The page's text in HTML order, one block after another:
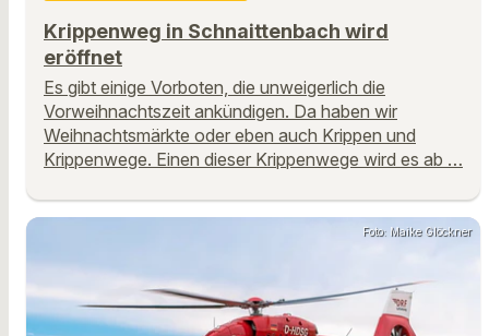
Krippenweg in Schnaittenbach wird
eröffnet
Es gibt einige Vorboten, die unweigerlich die
Vorweihnachtszeit ankündigen. Da haben wir
Weihnachtsmärkte oder eben auch Krippen und
Krippenwege. Einen dieser Krippenwege wird es ab …
Foto: Maike Glöckner